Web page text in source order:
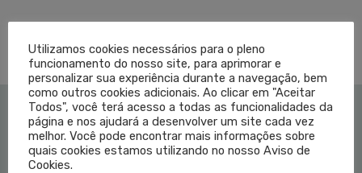
Institucional
Utilizamos cookies necessários para o pleno
funcionamento do nosso site, para aprimorar e
personalizar sua experiência durante a navegação, bem
como outros cookies adicionais. Ao clicar em "Aceitar
Todos", você terá acesso a todas as funcionalidades da
página e nos ajudará a desenvolver um site cada vez
melhor. Você pode encontrar mais informações sobre
quais cookies estamos utilizando no nosso Aviso de
Cookies.